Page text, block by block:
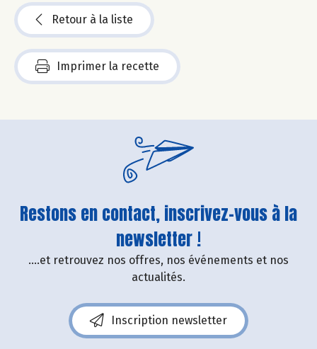
Retour à la liste
Imprimer la recette
Restons en contact, inscrivez-vous à la
newsletter !
....et retrouvez nos offres, nos événements et nos
actualités.
Inscription newsletter